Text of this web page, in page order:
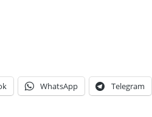
WhatsApp Telegram